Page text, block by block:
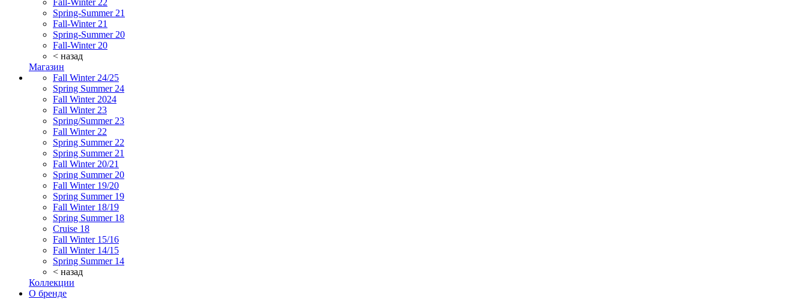
Fall-Winter 22
Spring-Summer 21
Fall-Winter 21
Spring-Summer 20
Fall-Winter 20
< назад
Магазин
Fall Winter 24/25
Spring Summer 24
Fall Winter 2024
Fall Winter 23
Spring/Summer 23
Fall Winter 22
Spring Summer 22
Spring Summer 21
Fall Winter 20/21
Spring Summer 20
Fall Winter 19/20
Spring Summer 19
Fall Winter 18/19
Spring Summer 18
Cruise 18
Fall Winter 15/16
Fall Winter 14/15
Spring Summer 14
< назад
Коллекции
О бренде